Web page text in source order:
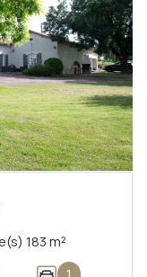
Maison 4 pièce(s) 3 chambre(s) 183 m²